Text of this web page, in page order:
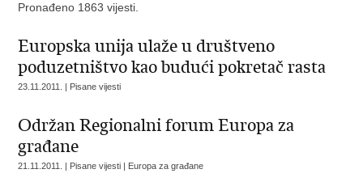
Pronađeno 1863 vijesti.
Europska unija ulaže u društveno
poduzetništvo kao budući pokretač rasta
23.11.2011. | Pisane vijesti
Održan Regionalni forum Europa za
građane
21.11.2011. | Pisane vijesti | Europa za građane